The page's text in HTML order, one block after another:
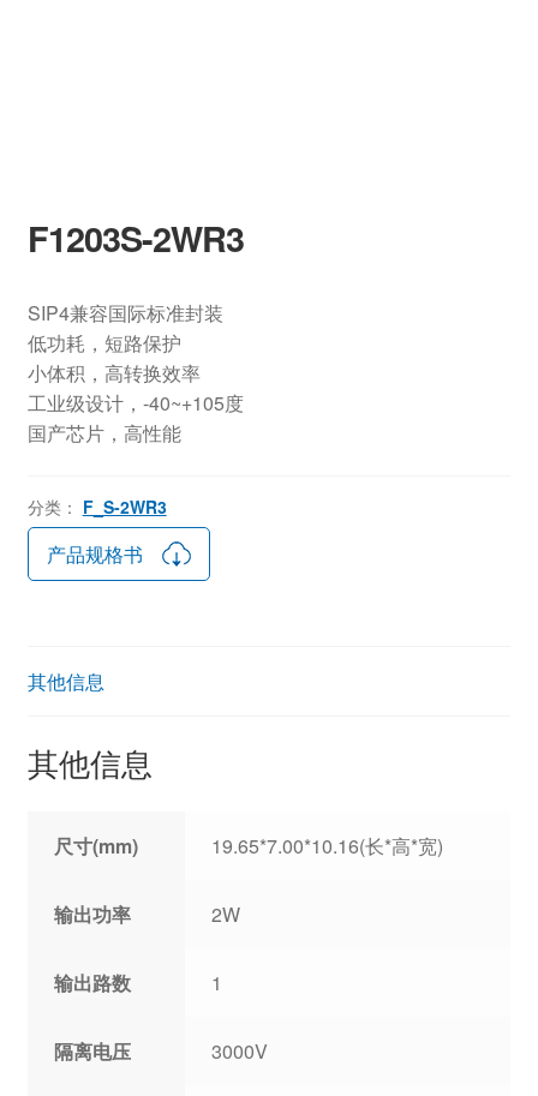
F1203S-2WR3
SIP4兼容国际标准封装
低功耗，短路保护
小体积，高转换效率
工业级设计，-40~+105度
国产芯片，高性能
分类： F_S-2WR3
产品规格书
其他信息
其他信息
尺寸(mm) 19.65*7.00*10.16(长*高*宽)
输出功率 2W
输出路数 1
隔离电压 3000V